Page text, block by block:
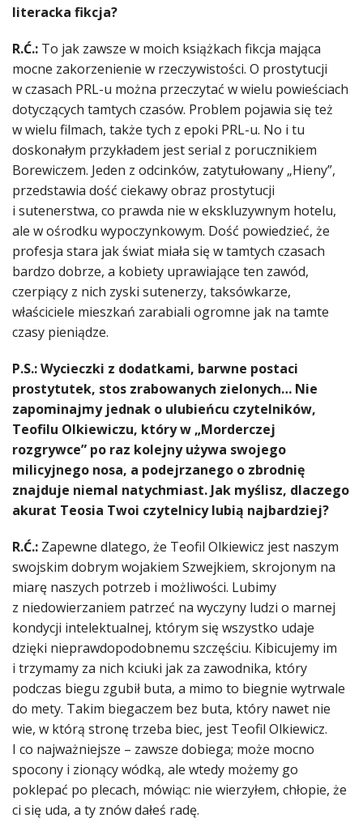
literacka fikcja?
R.Ć.: To jak zawsze w moich książkach fikcja mająca
mocne zakorzenienie w rzeczywistości. O prostytucji
w czasach PRL-u można przeczytać w wielu powieściach
dotyczących tamtych czasów. Problem pojawia się też
w wielu filmach, także tych z epoki PRL-u. No i tu
doskonałym przykładem jest serial z porucznikiem
Borewiczem. Jeden z odcinków, zatytułowany „Hieny”,
przedstawia dość ciekawy obraz prostytucji
i sutenerstwa, co prawda nie w ekskluzywnym hotelu,
ale w ośrodku wypoczynkowym. Dość powiedzieć, że
profesja stara jak świat miała się w tamtych czasach
bardzo dobrze, a kobiety uprawiające ten zawód,
czerpiący z nich zyski sutenerzy, taksówkarze,
właściciele mieszkań zarabiali ogromne jak na tamte
czasy pieniądze.
P.S.: Wycieczki z dodatkami, barwne postaci
prostytutek, stos zrabowanych zielonych… Nie
zapominajmy jednak o ulubieńcu czytelników,
Teofilu Olkiewiczu, który w „Morderczej
rozgrywce” po raz kolejny używa swojego
milicyjnego nosa, a podejrzanego o zbrodnię
znajduje niemal natychmiast. Jak myślisz, dlaczego
akurat Teosia Twoi czytelnicy lubią najbardziej?
R.Ć.: Zapewne dlatego, że Teofil Olkiewicz jest naszym
swojskim dobrym wojakiem Szwejkiem, skrojonym na
miarę naszych potrzeb i możliwości. Lubimy
z niedowierzaniem patrzeć na wyczyny ludzi o marnej
kondycji intelektualnej, którym się wszystko udaje
dzięki nieprawdopodobnemu szczęściu. Kibicujemy im
i trzymamy za nich kciuki jak za zawodnika, który
podczas biegu zgubił buta, a mimo to biegnie wytrwale
do mety. Takim biegaczem bez buta, który nawet nie
wie, w którą stronę trzeba biec, jest Teofil Olkiewicz.
I co najważniejsze – zawsze dobiega; może mocno
spocony i zionący wódką, ale wtedy możemy go
poklepać po plecach, mówiąc: nie wierzyłem, chłopie, że
ci się uda, a ty znów dałeś radę.